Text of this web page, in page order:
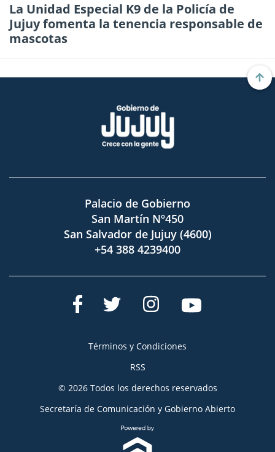
La Unidad Especial K9 de la Policía de
Jujuy fomenta la tenencia responsable de
mascotas
Palacio de Gobierno
San Martín Nº450
San Salvador de Jujuy (4600)
+54 388 4239400
Términos y Condiciones
RSS
© 2026 Todos los derechos reservados
Secretaría de Comunicación y Gobierno Abierto